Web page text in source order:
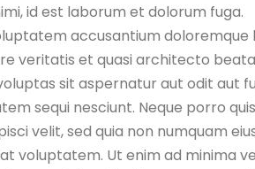
id est laborum et dolorum fuga.
accusantium doloremque
veritatis et quasi architecto
sit aspernatur aut odit aut
sequi nesciunt. Neque porro
velit, sed quia non numquam
voluptatem. Ut enim ad minima